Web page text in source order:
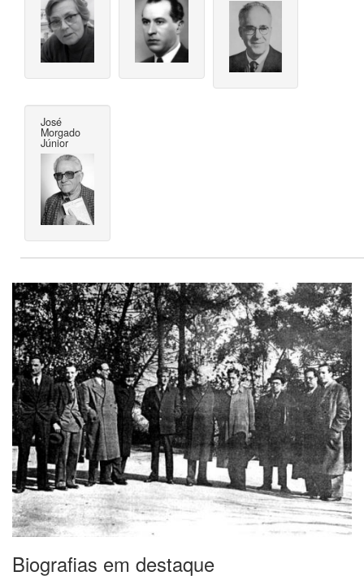
José
Morgado
Júnior
Biografias em destaque